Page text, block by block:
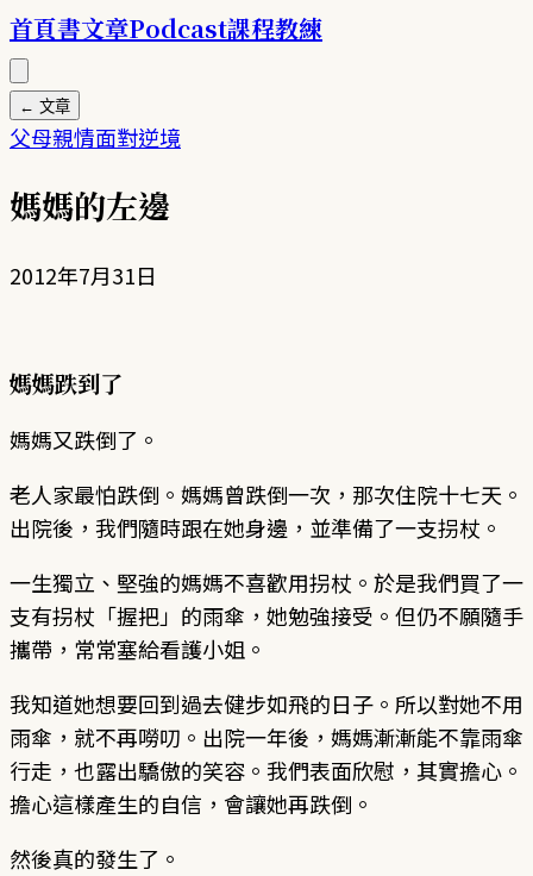
首頁書文章Podcast課程教練
← 文章
父母親情面對逆境
媽媽的左邊
2012年7月31日
媽媽跌到了
媽媽又跌倒了。
老人家最怕跌倒。媽媽曾跌倒一次，那次住院十七天。
出院後，我們隨時跟在她身邊，並準備了一支拐杖。
一生獨立、堅強的媽媽不喜歡用拐杖。於是我們買了一
支有拐杖「握把」的雨傘，她勉強接受。但仍不願隨手
攜帶，常常塞給看護小姐。
我知道她想要回到過去健步如飛的日子。所以對她不用
雨傘，就不再嘮叨。出院一年後，媽媽漸漸能不靠雨傘
行走，也露出驕傲的笑容。我們表面欣慰，其實擔心。
擔心這樣產生的自信，會讓她再跌倒。
然後真的發生了。